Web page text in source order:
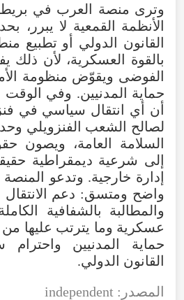
الأنظمة القمعية لا يبرر،
القانون الدولي أو تطبيع
بالقوة العسكرية، لأن ذلك
الفوضى ويقوّض منظومة
حماية المدنيين. وفي
أن أي انتقال سياسي في
لصالح الشعب الفنزويلي
السلامة العامة، ويصون
إلى شرعية ديمقراطية
إدارة خارجية. وتدعو
واضح ومتسق: دعم
والمطالبة بالشفافية
عسكرية وما يترتب عليها من
حماية المدنيين
القانون الدولي.
المصدر: independent